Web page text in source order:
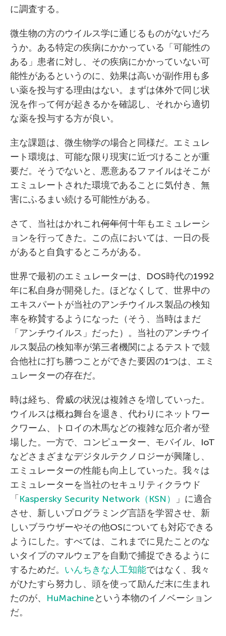
に調査する。
微生物の方のウイルス学に通じるものがないだろ
うか。ある特定の疾病にかかっている「可能性の
ある」患者に対し、その疾病にかかっていない可
能性があるというのに、効果は高いが副作用も多
い薬を投与する理由はない。まずは体外で同じ状
況を作って何が起きるかを確認し、それから適切
な薬を投与する方が良い。
主な課題は、微生物学の場合と同様だ。エミュレ
ート環境は、可能な限り現実に近づけることが重
要だ。そうでないと、悪意あるファイルはそこが
エミュレートされた環境であることに気付き、無
害にふるまい続ける可能性がある。
さて、当社はかれこれ何年何十年もエミュレーシ
ョンを行ってきた。この点においては、一日の長
があると自負するところがある。
世界で最初のエミュレーターは、DOS時代の1992
年に私自身が開発した。ほどなくして、世界中の
エキスパートが当社のアンチウイルス製品の検知
率を称賛するようになった（そう、当時はまだ
「アンチウイルス」だった）。当社のアンチウイ
ルス製品の検知率が第三者機関によるテストで競
合他社に打ち勝つことができた要因の1つは、エミ
ュレーターの存在だ。
時は経ち、脅威の状況は複雑さを増していった。
ウイルスは概ね舞台を退き、代わりにネットワー
クワーム、トロイの木馬などの複雑な厄介者が登
場した。一方で、コンピューター、モバイル、IoT
などさまざまなデジタルテクノロジーが興隆し、
エミュレーターの性能も向上していった。我々は
エミュレーターを当社のセキュリティクラウド
「Kaspersky Security Network（KSN）
」に適合
させ、新しいプログラミング言語を学習させ、新
しいブラウザーやその他OSについても対応できる
ようにした。すべては、これまでに見たことのな
いタイプのマルウェアを自動で捕捉できるように
するためだ。 いんちきな人工知能ではなく、我々
がひたすら努力し、頭を使って励んだ末に生まれ
たのが、 HuMachineという本物のイノベーション
だ。